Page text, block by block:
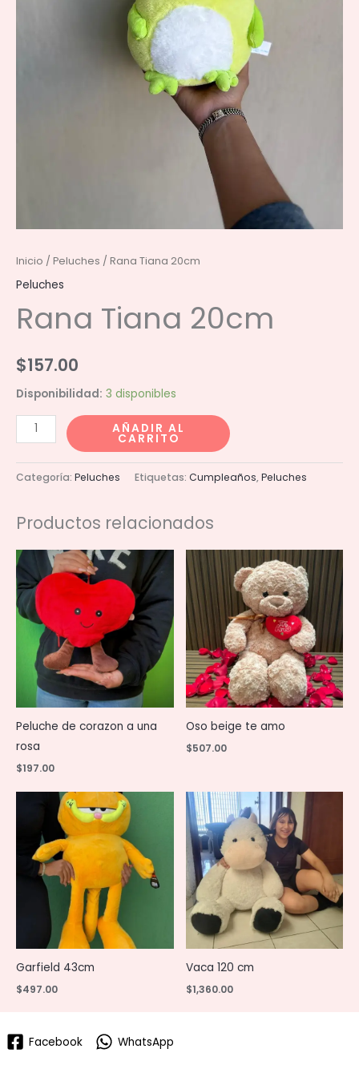
Inicio / Peluches / Rana Tiana 20cm
Peluches
Rana Tiana 20cm
$157.00
Disponibilidad: 3 disponibles
Rana
Tiana
20cm
cantidad
AÑADIR AL
CARRITO
Categoría: Peluches Etiquetas: Cumpleaños,Peluches
Productos relacionados
Peluche de corazon a una
rosa
$197.00
Oso beige te amo
$507.00
Garfield 43cm
$497.00
Vaca 120 cm
$1,360.00
Facebook WhatsApp